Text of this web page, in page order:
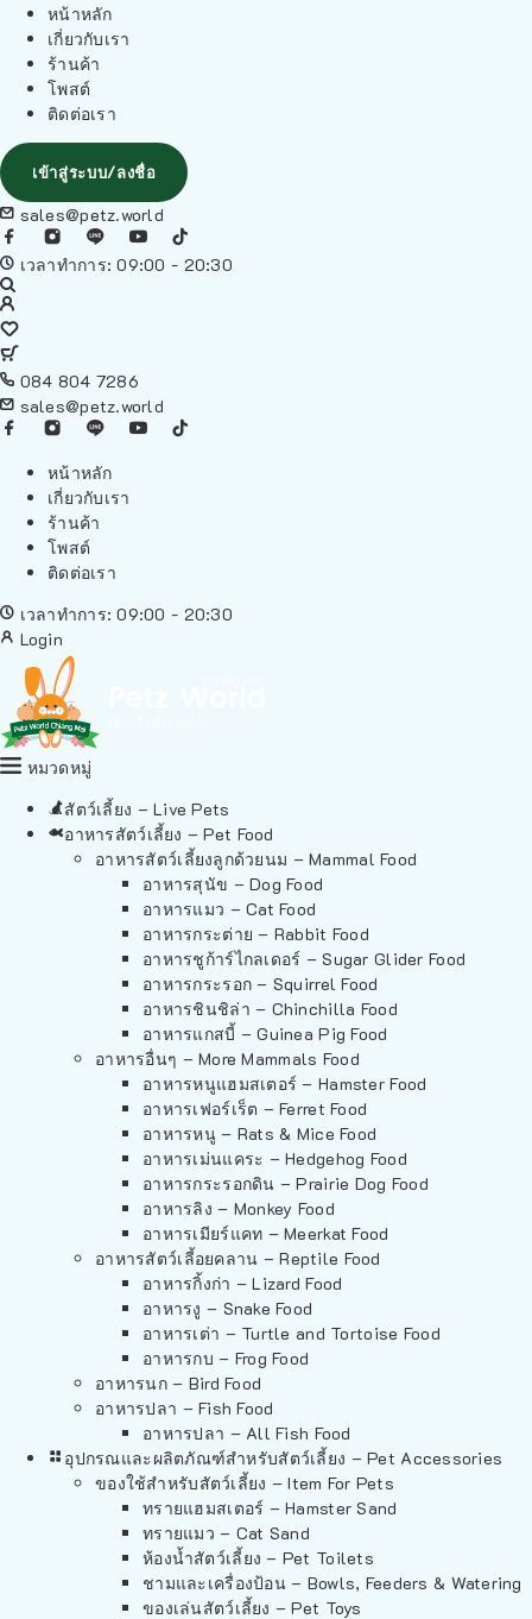
หน้าหลัก
เกี่ยวกับเรา
ร้านค้า
โพสต์
ติดต่อเรา
เข้าสู่ระบบ/ลงชื่อ
sales@petz.world
เวลาทำการ: 09:00 - 20:30
084 804 7286
sales@petz.world
หน้าหลัก
เกี่ยวกับเรา
ร้านค้า
โพสต์
ติดต่อเรา
เวลาทำการ: 09:00 - 20:30
Login
หมวดหมู่
สัตว์เลี้ยง – Live Pets
อาหารสัตว์เลี้ยง – Pet Food
อาหารสัตว์เลี้ยงลูกด้วยนม – Mammal Food
อาหารสุนัข – Dog Food
อาหารแมว – Cat Food
อาหารกระต่าย – Rabbit Food
อาหารชูก้าร์ไกลเดอร์ – Sugar Glider Food
อาหารกระรอก – Squirrel Food
อาหารชินชิล่า – Chinchilla Food
อาหารแกสบี้ – Guinea Pig Food
อาหารอื่นๆ – More Mammals Food
อาหารหนูแฮมสเตอร์ – Hamster Food
อาหารเฟอร์เร็ต – Ferret Food
อาหารหนู – Rats & Mice Food
อาหารเม่นแคระ – Hedgehog Food
อาหารกระรอกดิน – Prairie Dog Food
อาหารลิง – Monkey Food
อาหารเมียร์แคท – Meerkat Food
อาหารสัตว์เลี้อยคลาน – Reptile Food
อาหารกิ้งก่า – Lizard Food
อาหารงู – Snake Food
อาหารเต่า – Turtle and Tortoise Food
อาหารกบ – Frog Food
อาหารนก – Bird Food
อาหารปลา – Fish Food
อาหารปลา – All Fish Food
อุปกรณและผลิตภัณฑ์สำหรับสัตว์เลี้ยง – Pet Accessories
ของใช้สำหรับสัตว์เลี้ยง – Item For Pets
ทรายแฮมสเตอร์ – Hamster Sand
ทรายแมว – Cat Sand
ห้องน้ำสัตว์เลี้ยง – Pet Toilets
ชามและเครื่องป้อน – Bowls, Feeders & Watering
ของเล่นสัตว์เลี้ยง – Pet Toys